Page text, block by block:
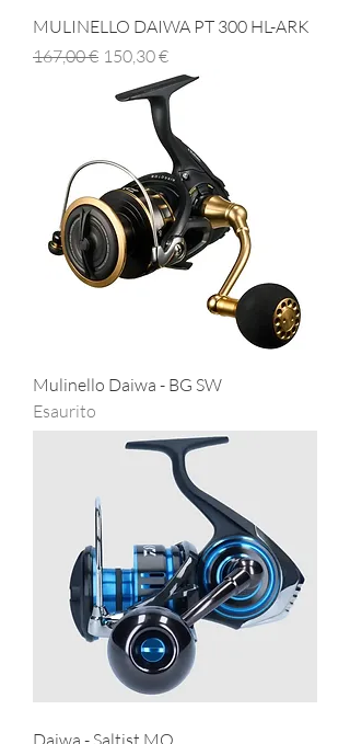
MULINELLO DAIWA PT 300 HL-ARK
Prezzo regolare
167,00 € Prezzo scontato
150,30 €
Mulinello Daiwa - BG SW
Esaurito
Daiwa - Saltist MQ